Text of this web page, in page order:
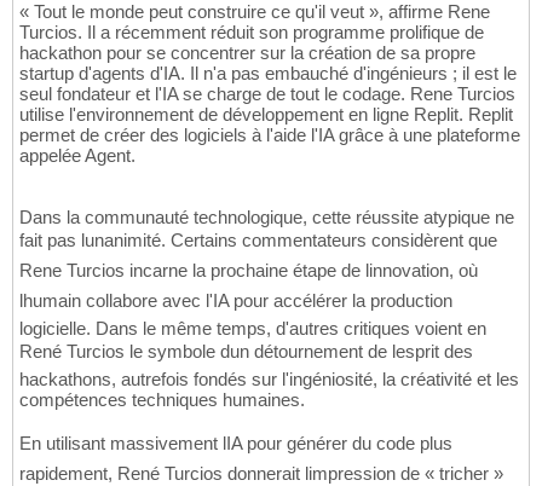
« Tout le monde peut construire ce qu'il veut », affirme Rene
Turcios. Il a récemment réduit son programme prolifique de
hackathon pour se concentrer sur la création de sa propre
startup d'agents d'IA. Il n'a pas embauché d'ingénieurs ; il est le
seul fondateur et l'IA se charge de tout le codage. Rene Turcios
utilise l'environnement de développement en ligne Replit. Replit
permet de créer des logiciels à l'aide l'IA grâce à une plateforme
appelée Agent.
Dans la communauté technologique, cette réussite atypique ne
fait pas lunanimité. Certains commentateurs considèrent que
Rene Turcios incarne la prochaine étape de linnovation, où
lhumain collabore avec l'IA pour accélérer la production
logicielle. Dans le même temps, d'autres critiques voient en
René Turcios le symbole dun détournement de lesprit des
hackathons, autrefois fondés sur l'ingéniosité, la créativité et les
compétences techniques humaines.
En utilisant massivement lIA pour générer du code plus
rapidement, René Turcios donnerait limpression de « tricher »